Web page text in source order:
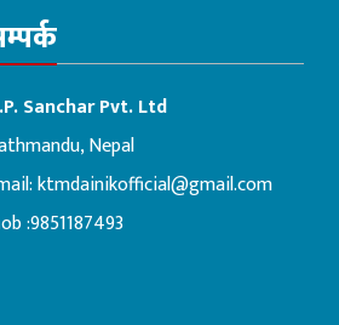
Sanchar Pvt. Ltd
Nepal
ktmdainikofficial@gmail.com
:9851187493